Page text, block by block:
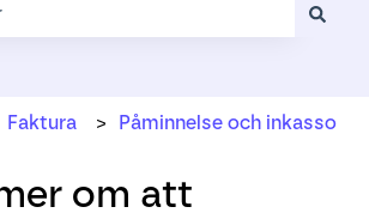
Faktura Påminnelse och inkasso
om att